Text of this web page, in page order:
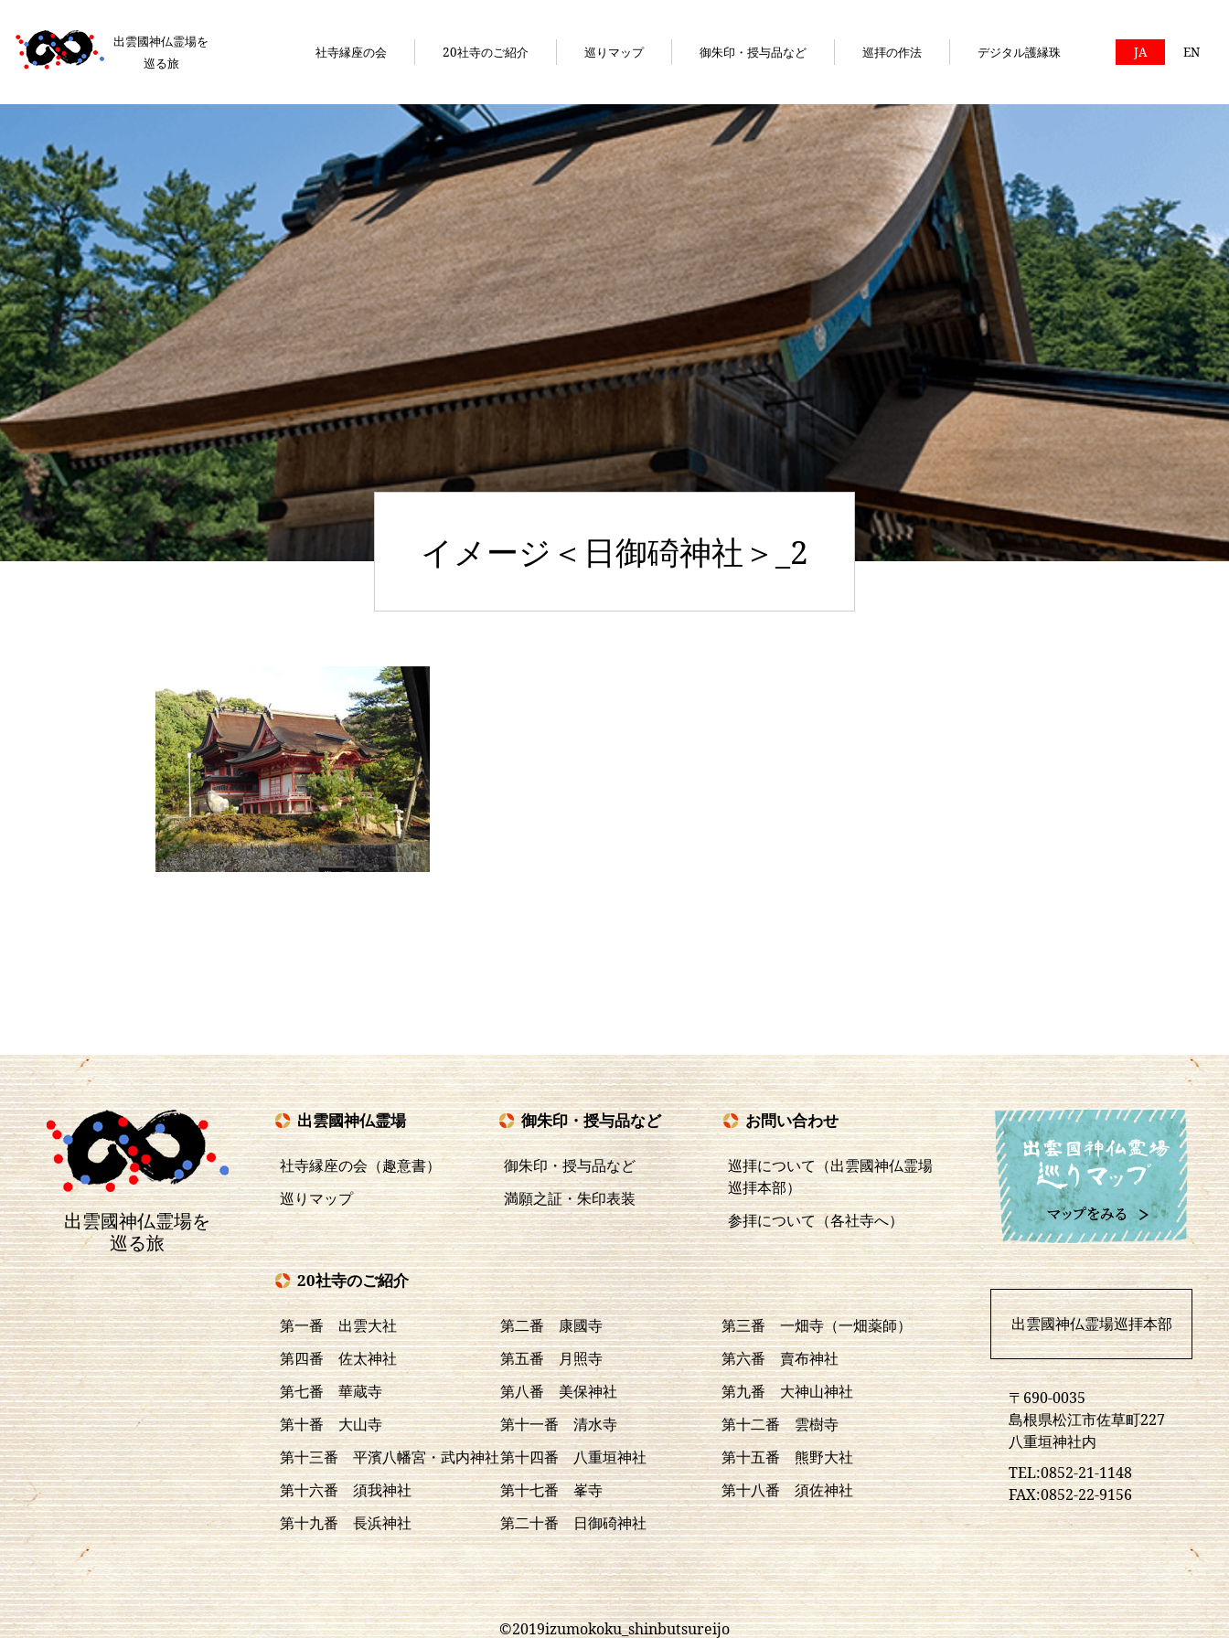
出雲國神仏霊場を
巡る旅
社寺縁座の会 20社寺のご紹介 巡りマップ 御朱印・授与品など 巡拝の作法 デジタル護縁珠 JA EN
イメージ＜日御碕神社＞_2
出雲國神仏霊場を
巡る旅
出雲國神仏霊場
社寺縁座の会（趣意書）
巡りマップ
御朱印・授与品など
御朱印・授与品など
満願之証・朱印表装
お問い合わせ
巡拝について（出雲國神仏霊場
巡拝本部）
参拝について（各社寺へ）
20社寺のご紹介
第一番 出雲大社 第二番 康國寺
第三番 一畑寺（一畑薬師）
第四番 佐太神社
第五番 月照寺
第六番 賣布神社
第七番 華蔵寺
第八番 美保神社
第九番 大神山神社
第十番 大山寺
第十一番 清水寺
第十二番 雲樹寺
第十三番 平濱八幡宮・武内神社第十四番 八重垣神社
第十五番 熊野大社
第十六番 須我神社
第十七番 峯寺
第十八番 須佐神社
第十九番 長浜神社
第二十番 日御碕神社
出雲國神仏霊場巡拝本部
〒690-0035
島根県松江市佐草町227
八重垣神社内
TEL:0852-21-1148
FAX:0852-22-9156
©2019izumokoku_shinbutsureijo